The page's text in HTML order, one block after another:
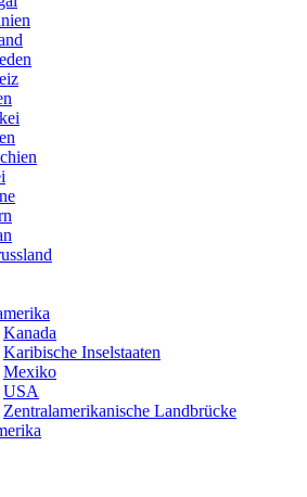
Kanada
Karibische Inselstaaten
Mexiko
USA
Zentralamerikanische Landbrücke